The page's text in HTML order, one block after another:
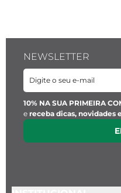
NEWSLETTER
10% NA SUA PRIMEIRA
e receba dicas, novidades